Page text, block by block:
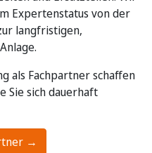
Expertenstatus von der
langfristigen,
als Fachpartner schaffen
Sie sich dauerhaft
→